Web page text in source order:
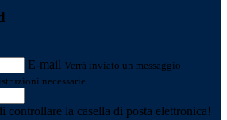
E-mail Verrà inviato un messaggio
necessarie.
controllare la casella di posta elettronica!